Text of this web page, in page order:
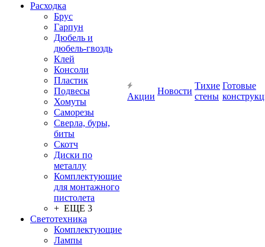
Расходка
Брус
Гарпун
Дюбель и
дюбель-гвоздь
Клей
Консоли
Пластик
Подвесы
Хомуты
Саморезы
Сверла, буры,
биты
Скотч
Диски по
металлу
Комплектующие
для монтажного
пистолета
+ ЕЩЕ 3
Светотехника
Комплектующие
Лампы
Акции
Новости
Тихие
стены
Готовые